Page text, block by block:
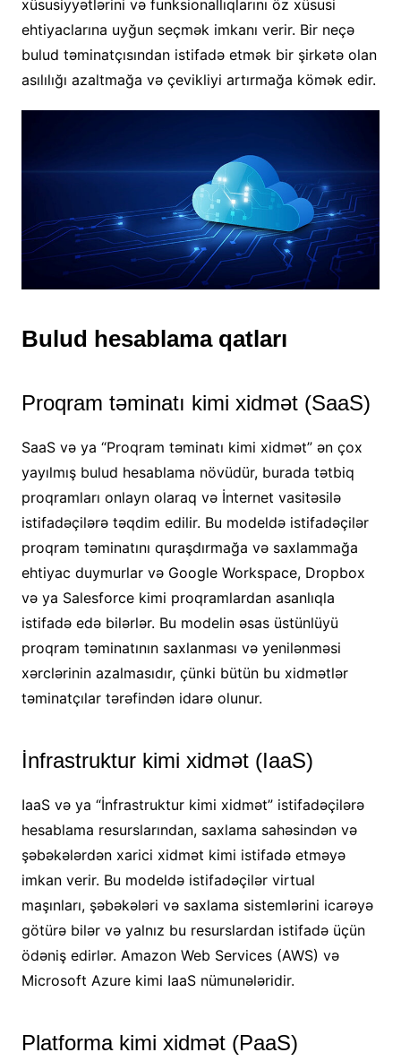
xüsusiyyətlərini və funksionallıqlarını öz xüsusi
ehtiyaclarına uyğun seçmək imkanı verir. Bir neçə
bulud təminatçısından istifadə etmək bir şirkətə olan
asılılığı azaltmağa və çevikliyi artırmağa kömək edir.
Bulud hesablama qatları
Proqram təminatı kimi xidmət (SaaS)
SaaS və ya “Proqram təminatı kimi xidmət” ən çox
yayılmış bulud hesablama növüdür, burada tətbiq
proqramları onlayn olaraq və İnternet vasitəsilə
istifadəçilərə təqdim edilir. Bu modeldə istifadəçilər
proqram təminatını quraşdırmağa və saxlammağa
ehtiyac duymurlar və Google Workspace, Dropbox
və ya Salesforce kimi proqramlardan asanlıqla
istifadə edə bilərlər. Bu modelin əsas üstünlüyü
proqram təminatının saxlanması və yenilənməsi
xərclərinin azalmasıdır, çünki bütün bu xidmətlər
təminatçılar tərəfindən idarə olunur.
İnfrastruktur kimi xidmət (IaaS)
IaaS və ya “İnfrastruktur kimi xidmət” istifadəçilərə
hesablama resurslarından, saxlama sahəsindən və
şəbəkələrdən xarici xidmət kimi istifadə etməyə
imkan verir. Bu modeldə istifadəçilər virtual
maşınları, şəbəkələri və saxlama sistemlərini icarəyə
götürə bilər və yalnız bu resurslardan istifadə üçün
ödəniş edirlər. Amazon Web Services (AWS) və
Microsoft Azure kimi IaaS nümunələridir.
Platforma kimi xidmət (PaaS)